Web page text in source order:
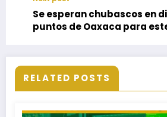
Se esperan chubascos en
puntos de Oaxaca para
RELATED POSTS